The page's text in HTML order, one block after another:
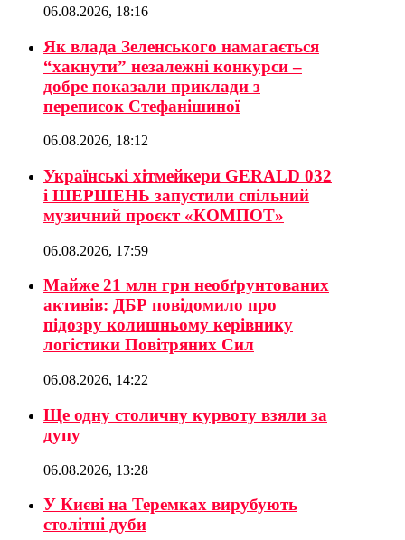
06.08.2026, 18:16
Як влада Зеленського намагається
“хакнути” незалежні конкурси –
добре показали приклади з
переписок Стефанішиної
06.08.2026, 18:12
Українські хітмейкери GERALD 032
і ШЕРШЕНЬ запустили спільний
музичний проєкт «КОМПОТ»
06.08.2026, 17:59
Майже 21 млн грн необґрунтованих
активів: ДБР повідомило про
підозру колишньому керівнику
логістики Повітряних Сил
06.08.2026, 14:22
Ще одну столичну курвоту взяли за
дупу
06.08.2026, 13:28
У Києві на Теремках вирубують
столітні дуби